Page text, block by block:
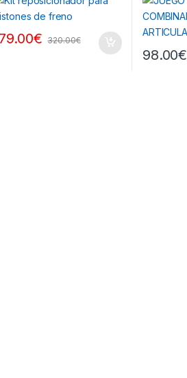
€ 320.00€
98.00€